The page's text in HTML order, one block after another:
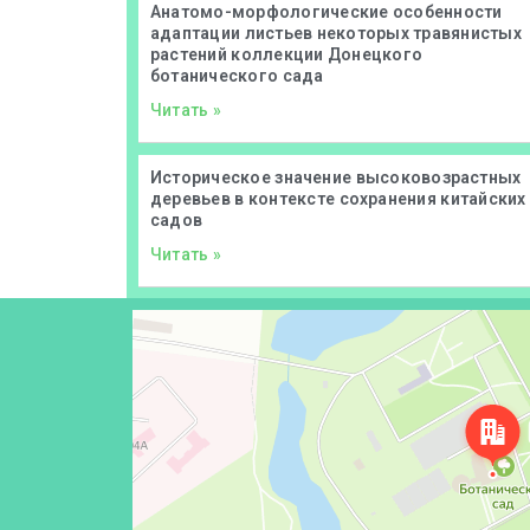
Анатомо-морфологические особенности
адаптации листьев некоторых травянистых
растений коллекции Донецкого
ботанического сада
Читать »
Историческое значение высоковозрастных
деревьев в контексте сохранения китайских
садов
Читать »
Проспект Ильича, 110 — Яндекс Карты